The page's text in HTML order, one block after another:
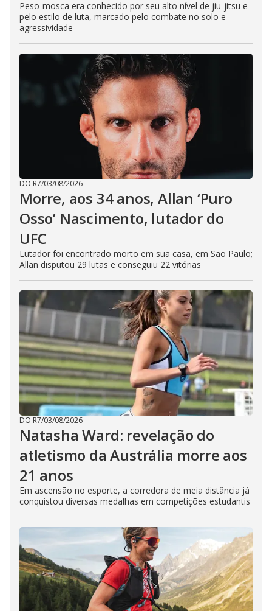
Peso-mosca era conhecido por seu alto nível de jiu-jitsu e
pelo estilo de luta, marcado pelo combate no solo e
agressividade
DO R7/03/08/2026
Morre, aos 34 anos, Allan ‘Puro
Osso’ Nascimento, lutador do
UFC
Lutador foi encontrado morto em sua casa, em São Paulo;
Allan disputou 29 lutas e conseguiu 22 vitórias
DO R7/03/08/2026
Natasha Ward: revelação do
atletismo da Austrália morre aos
21 anos
Em ascensão no esporte, a corredora de meia distância já
conquistou diversas medalhas em competições estudantis